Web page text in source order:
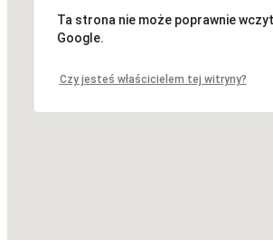
Niestety, adres nie został
Ta strona nie może poprawnie
Google.
Czy jesteś właścicielem tej witryny?